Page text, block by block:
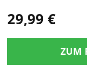
29,99 €
ZUM